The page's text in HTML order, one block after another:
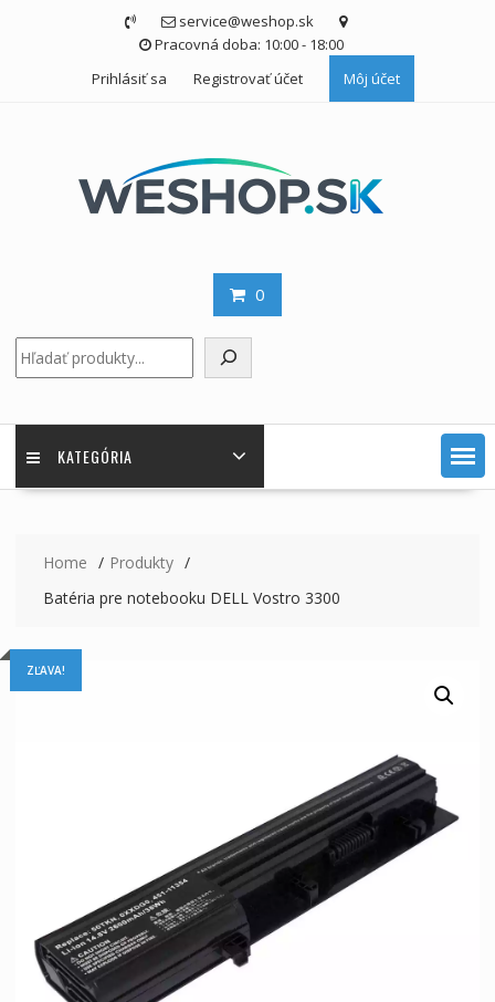
service@weshop.sk
Pracovná doba: 10:00 - 18:00
Prihlásiť sa
Registrovať účet Môj účet
0
KATEGÓRIA
Home
Produkty
Batéria pre notebooku DELL Vostro 3300
ZĽAVA!